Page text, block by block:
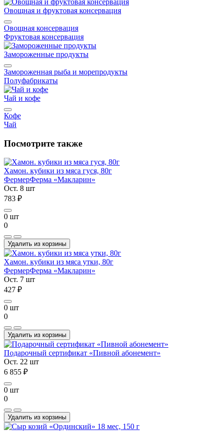
Овощная и фруктовая консервация
Овощная консервация
Фруктовая консервация
Замороженные продукты
Замороженная рыба и морепродукты
Полуфабрикаты
Чай и кофе
Кофе
Чай
Посмотрите также
Хамон. кубики из мяса гуся, 80г
ФермерФерма «Макларин»
Ост. 8 шт
783 ₽
0 шт
0
Удалить из корзины
Хамон. кубики из мяса утки, 80г
ФермерФерма «Макларин»
Ост. 7 шт
427 ₽
0 шт
0
Удалить из корзины
Подарочный сертификат «Пивной абонемент»
Ост. 22 шт
6 855 ₽
0 шт
0
Удалить из корзины